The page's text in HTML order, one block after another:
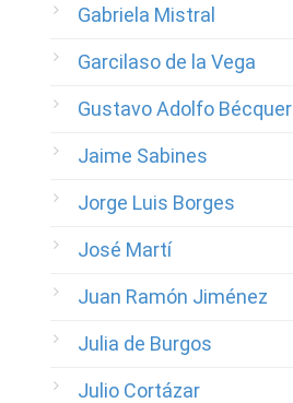
Gabriela Mistral
Garcilaso de la Vega
Gustavo Adolfo Bécquer
Jaime Sabines
Jorge Luis Borges
José Martí
Juan Ramón Jiménez
Julia de Burgos
Julio Cortázar